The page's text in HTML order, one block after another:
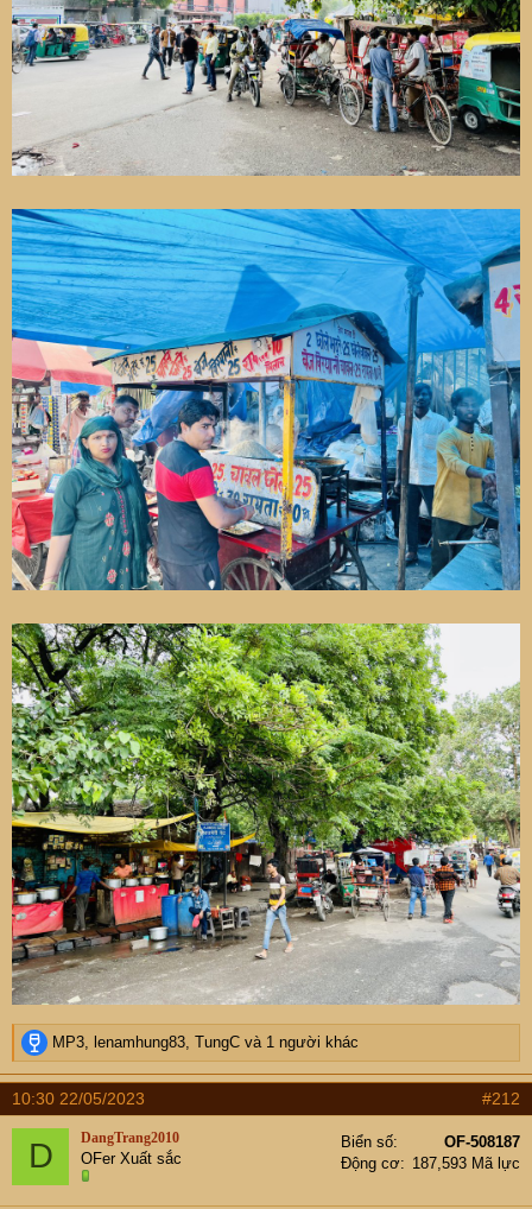
R
e
a
c
t
n
MP3 lenamhung83 TungC và 1 người khác
10:30 22/05/2023 #212
D DangTrang2010
OFer Xuất sắc
Biển số
OF-508187
Động cơ
187,593 Mã lực